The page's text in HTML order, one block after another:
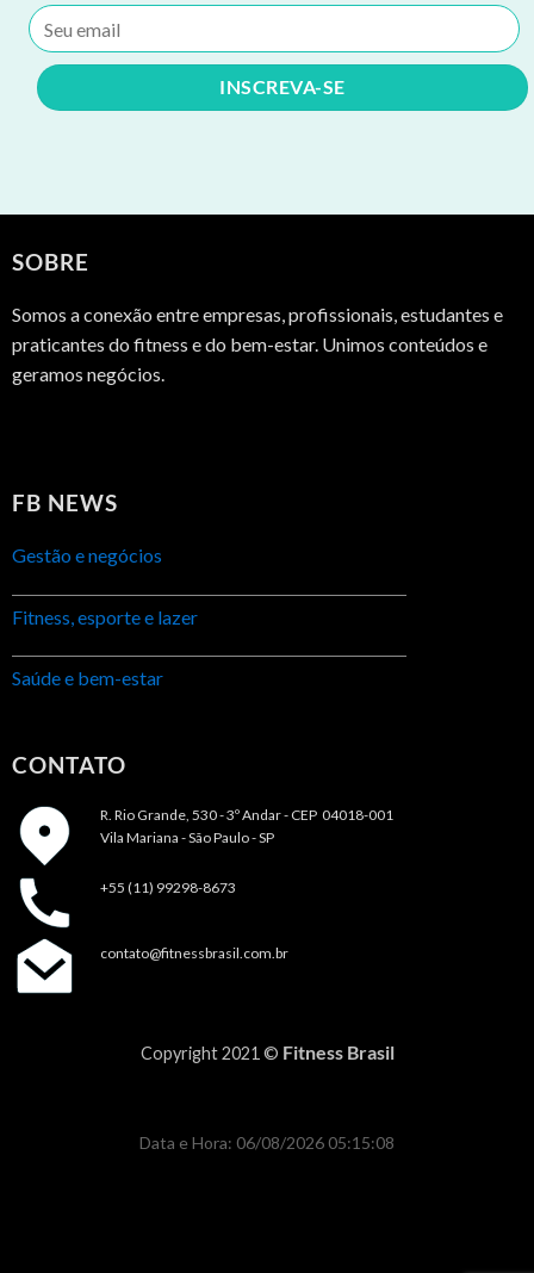
SOBRE
Somos a conexão entre empresas, profissionais, estudantes e
praticantes do fitness e do bem-estar. Unimos conteúdos e
geramos negócios.
FB NEWS
Gestão e negócios
Fitness, esporte e lazer
Saúde e bem-estar
CONTATO
R. Rio Grande, 530 - 3º Andar - CEP 04018-001
Vila Mariana - São Paulo - SP
+55 (11) 99298-8673
contato@fitnessbrasil.com.br
Copyright 2021 © Fitness Brasil
Data e Hora: 06/08/2026 05:15:08